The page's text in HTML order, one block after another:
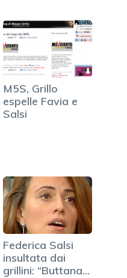
M5S, Grillo
espelle Favia e
Salsi
Federica Salsi
insultata dai
grillini: “Buttana